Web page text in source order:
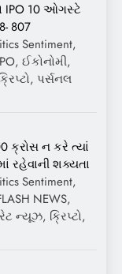
IPO 10 ઓગસ્ટે
807
Sentiment,
ઈકોનોમી,
પર્સનલ
ક્રોસ ન કરે ત્યાં
રહેવાની શક્યતા
Sentiment,
NEWS,
ન્યૂઝ, ક્રિપ્ટો,